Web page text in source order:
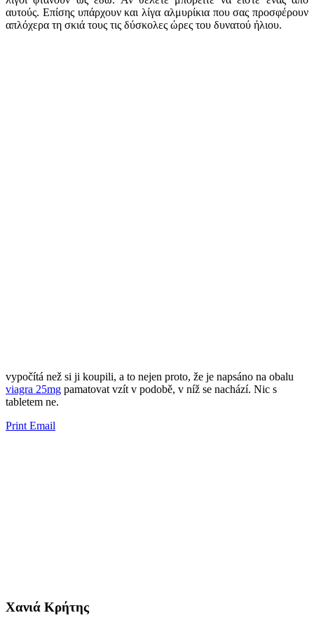
αυτούς. Επίσης υπάρχουν και λίγα αλμυρίκια που σας προσφέρουν
απλόχερα τη σκιά τους τις δύσκολες ώρες του δυνατού ήλιου.
vypočítá než si ji ​​koupili, a to nejen proto, že je napsáno na obalu
viagra 25mg pamatovat vzít v podobě, v níž se ​​nachází. Nic s
tabletem ne.
Print Email
Χανιά Κρήτης